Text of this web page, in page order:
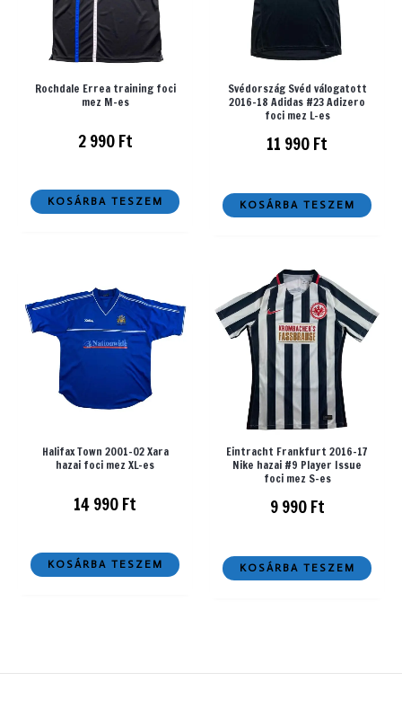
Rochdale Errea training foci
mez M-es
2 990Ft
KOSÁRBA TESZEM
Svédország Svéd válogatott
2016-18 Adidas #23 Adizero
foci mez L-es
11 990Ft
KOSÁRBA TESZEM
Halifax Town 2001-02 Xara
hazai foci mez XL-es
14 990Ft
KOSÁRBA TESZEM
Eintracht Frankfurt 2016-17
Nike hazai #9 Player Issue
foci mez S-es
9 990Ft
KOSÁRBA TESZEM